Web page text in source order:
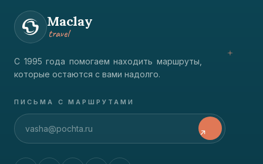
Maclay
travel
С 1995 года помогаем находить маршруты,
которые остаются с вами надолго.
ПИСЬМА С МАРШРУТАМИ